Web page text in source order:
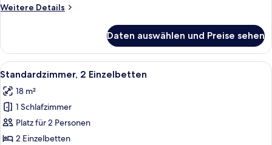
anzeigen
Weitere Details
Weitere
1 Queen-
Bett
und
Daten auswählen und Preise sehen
Alle
Fotos
für
Standardzimmer,
2 Einzelbetten
anzeigen
Ein Hotelzimmer mit zwei Betten,
4
Standardzimmer, 2 Einzelbetten
18 m²
1 Schlafzimmer
Platz für 2 Personen
2 Einzelbetten